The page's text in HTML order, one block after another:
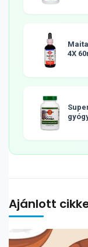
4X
Ajánlott